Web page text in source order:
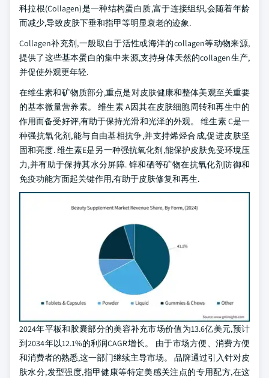
科拉根(Collagen)是一种结构蛋白质,富于连接组织,会随着年龄
而减少,导致皮肤下垂和指甲等明显衰老的迹象.
Collagen补充剂,一般取自于活性或海洋的collagen等动物来源,
提供了这些基本蛋白的集中来源,支持身体天然的collagen生产,
并促使外观更年轻.
在维生素和矿物质部分,重点是对皮肤健康和整体美观至关重要
的基本微量营养素。 维生素 A因其在皮肤细胞周转和再生中的
作用而备受好评,有助于保持光滑和光泽的外观。 维生素 C是一
种强抗氧化剂,能与自由基相抗争,并支持烯烃合成,促进皮肤坚
固和亮度. 维生素E是另一种强抗氧化剂,能保护皮肤免受环境压
力,并有助于保持其水分屏障. 锌和硒等矿物在抗氧化剂防御和
免疫功能方面起关键作用,有助于皮肤修复和再生.
2024年平板和胶囊部分的美容补充市场价值为13.6亿美元,预计
到2034年以12.1%的利润CAGR增长。 由于市场方便、消费方便
和消费者的熟悉,这一部门继续主导市场。 品牌通过引入针对皮
肤水分,发型强度,指甲健康等特定美感关注点的专用配方,在这